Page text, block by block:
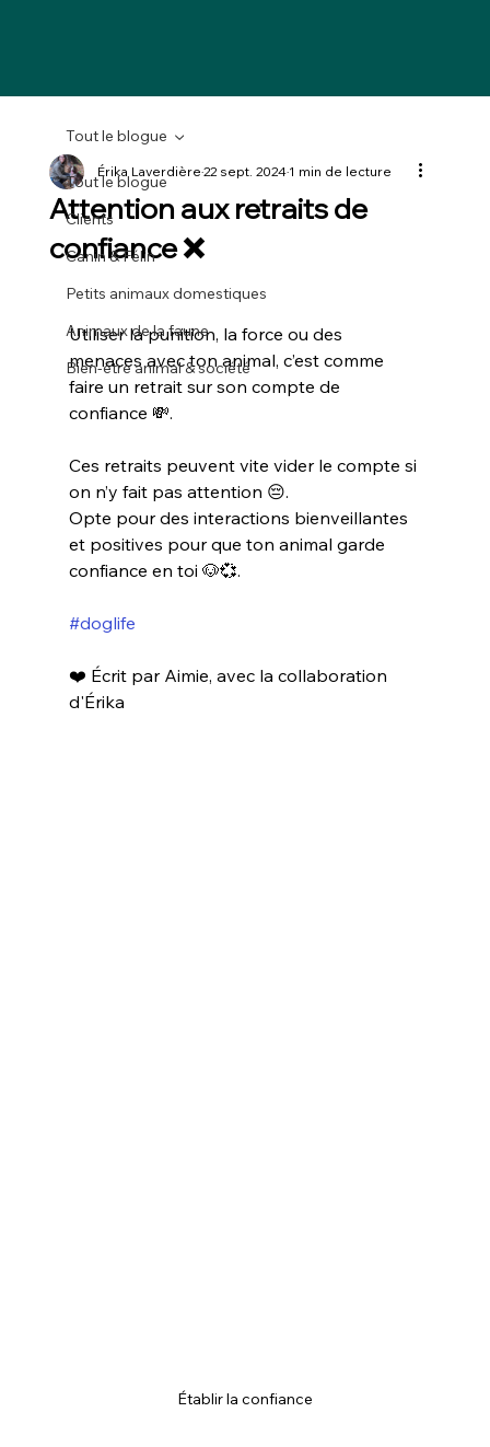
Tout le blogue
Clients
Canin & Félin
Petits animaux domestiques
Animaux de la faune
Bien-être animal & société
Tout le blogue
Attention aux retraits de
confiance ❌
Érika Laverdière22 sept. 20241 min de lecture
Utiliser la punition, la force ou des
menaces avec ton animal, c’est comme
faire un retrait sur son compte de
confiance 💸.
Ces retraits peuvent vite vider le compte si
on n’y fait pas attention 😔.
Opte pour des interactions bienveillantes
et positives pour que ton animal garde
confiance en toi 🐶💞.
#doglife
❤️ Écrit par Aimie, avec la collaboration
d'Érika
Établir la confiance